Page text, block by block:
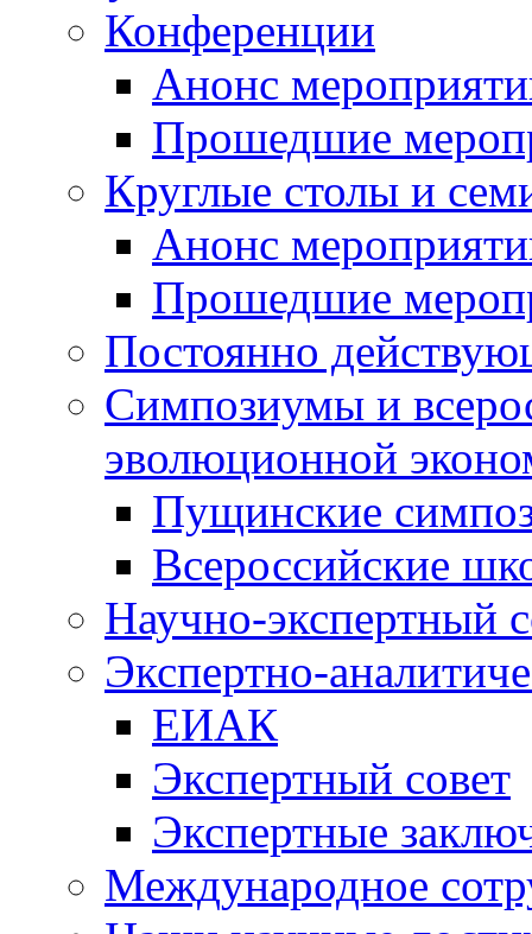
Конференции
Анонс
Прошедшие
Круглые столы и
Анонс
Прошедшие
Постоянно
Симпозиумы и
эволюционной
Пущинские
Всероссийские
Научно-экспертный
Экспертно-
ЕИАК
Экспертный совет
Экспертные
Международное